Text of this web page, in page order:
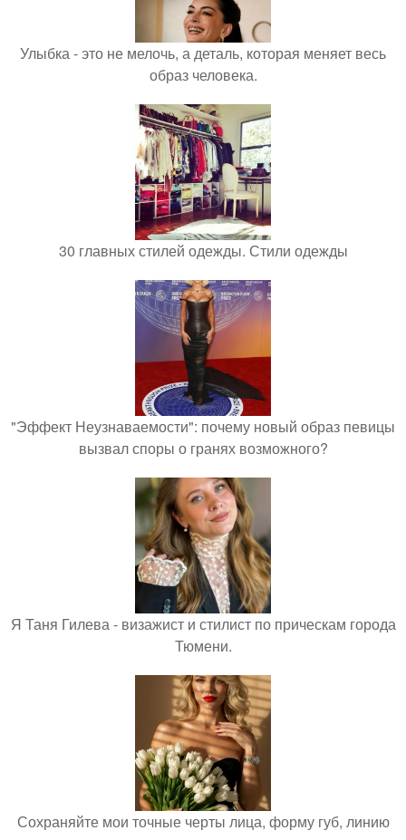
Улыбка - это не мелочь, а деталь, которая меняет весь
образ человека.
30 главных стилей одежды. Стили одежды
"Эффект Неузнаваемости": почему новый образ певицы
вызвал споры о гранях возможного?
Я Таня Гилева - визажист и стилист по прическам города
Тюмени.
Сохраняйте мои точные черты лица, форму губ, линию